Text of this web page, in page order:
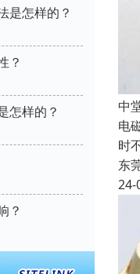
是怎样的？
？
怎样的？
？
中
电
时
东
24-